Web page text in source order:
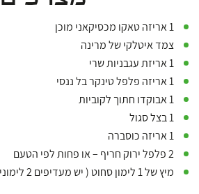
1 אריזה טאקו מכסיקאני מוכן
צמד איטלקי של מרינה
1 אריזת עגבניות שרי
1 אריזה פלפל טינקר בל ננסי
1 אבוקדו חתוך לקוביות
1 בצל סגול
1 אריזה כוסברה
2 פלפל ירוק חריף – או פחות לפי הטעם
מיץ של 1 לימון סחוט ( יש מעדיפים 2 לימונים )